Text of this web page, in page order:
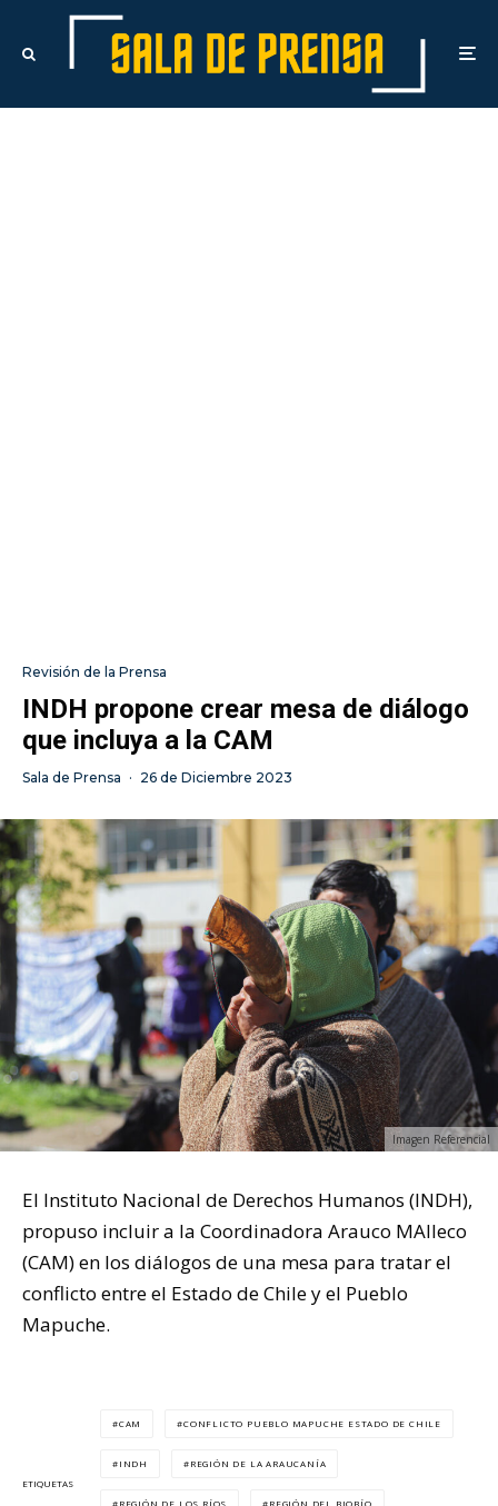
Revisión de la Prensa
INDH propone crear mesa de diálogo
que incluya a la CAM
Sala de Prensa · 26 de Diciembre 2023
Imagen Referencial
El Instituto Nacional de Derechos Humanos (INDH),
propuso incluir a la Coordinadora Arauco MAlleco
(CAM) en los diálogos de una mesa para tratar el
conflicto entre el Estado de Chile y el Pueblo
Mapuche.
ETIQUETAS
CAM CONFLICTO PUEBLO MAPUCHE ESTADO DE CHILE
INDH REGIÓN DE LA ARAUCANÍA
REGIÓN DE LOS RÍOS REGIÓN DEL BIOBÍO